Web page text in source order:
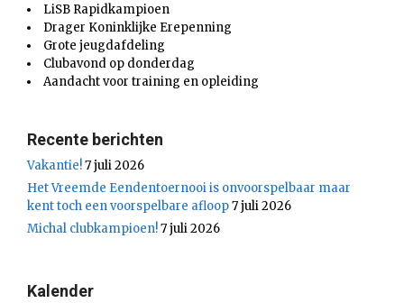
LiSB Rapidkampioen
Drager Koninklijke Erepenning
Grote jeugdafdeling
Clubavond op donderdag
Aandacht voor training en opleiding
Recente berichten
Vakantie!7 juli 2026
Het Vreemde Eendentoernooi is onvoorspelbaar maar
kent toch een voorspelbare afloop7 juli 2026
Michal clubkampioen!7 juli 2026
Kalender